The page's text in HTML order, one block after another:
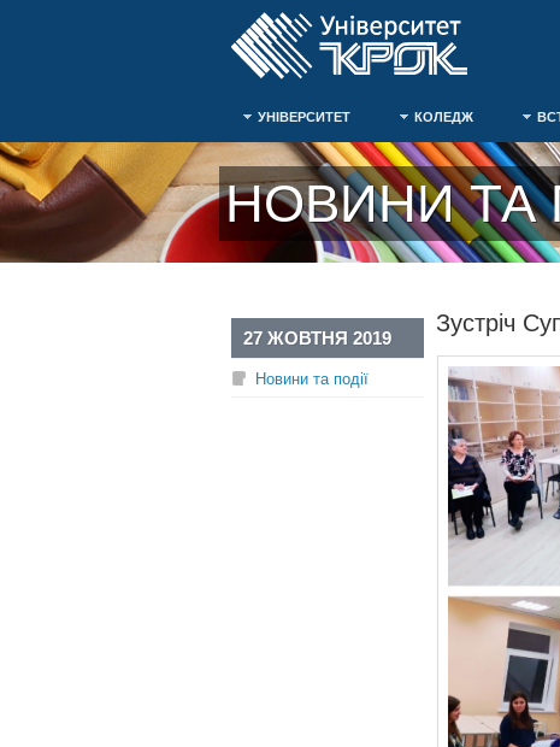
УНІВЕРСИТЕТ КОЛЕДЖ
НОВИНИ ТА
Зустріч
27 ЖОВТНЯ 2019
Новини та події